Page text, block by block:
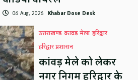
06 Aug, 2026 Khabar Dose Desk
उत्तराखण्ड कावड़ मेला हरिद्वार
हरिद्वार प्रशासन
कांवड़ मेले को लेकर
नगर निगम हरिद्वार के